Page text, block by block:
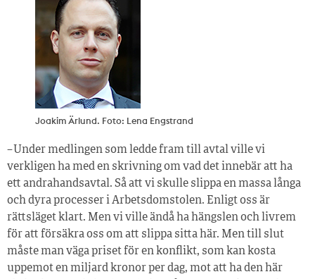
Joakim Ärlund. Foto: Lena Engstrand
– Under medlingen som ledde fram till avtal ville vi
verkligen ha med en skrivning om vad det innebär att ha
ett andrahandsavtal. Så att vi skulle slippa en massa långa
och dyra processer i Arbetsdomstolen. Enligt oss är
rättsläget klart. Men vi ville ändå ha hängslen och livrem
för att försäkra oss om att slippa sitta här. Men till slut
måste man väga priset för en konflikt, som kan kosta
uppemot en miljard kronor per dag, mot att ha den här